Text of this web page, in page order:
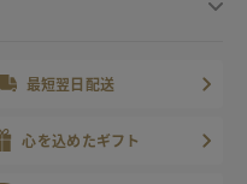
最短翌日配送
心を込めたギフト